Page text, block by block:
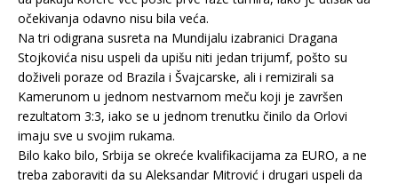
očekivanja odavno nisu bila veća.
Na tri odigrana susreta na Mundijalu izabranici Dragana
Stojkovića nisu uspeli da upišu niti jedan trijumf, pošto su
doživeli poraze od Brazila i Švajcarske, ali i remizirali sa
Kamerunom u jednom nestvarnom meču koji je završen
rezultatom 3:3, iako se u jednom trenutku činilo da Orlovi
imaju sve u svojim rukama.
Bilo kako bilo, Srbija se okreće kvalifikacijama za EURO, a ne
treba zaboraviti da su Aleksandar Mitrović i drugari uspeli da